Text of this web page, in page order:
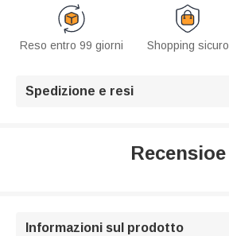
Reso entro 99 giorni Shopping sicuro
Spedizione e resi
Recensioe
Informazioni sul prodotto